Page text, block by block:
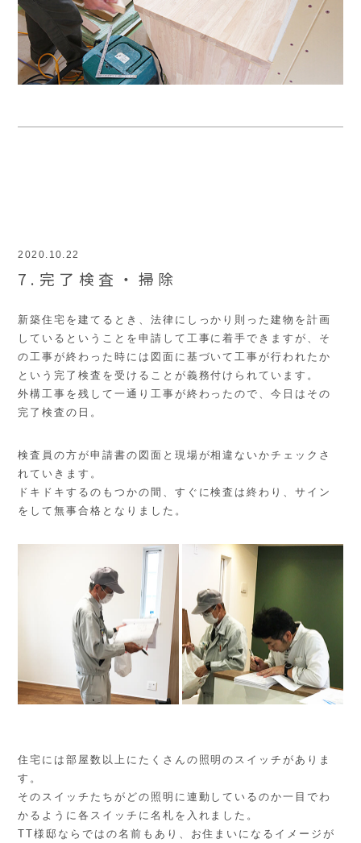
2020.10.22
7.完了検査・掃除
新築住宅を建てるとき、法律にしっかり則った建物を計画
しているということを申請して工事に着手できますが、そ
の工事が終わった時には図面に基づいて工事が行われたか
という完了検査を受けることが義務付けられています。
外構工事を残して一通り工事が終わったので、今日はその
完了検査の日。
検査員の方が申請書の図面と現場が相違ないかチェックさ
れていきます。
ドキドキするのもつかの間、すぐに検査は終わり、サイン
をして無事合格となりました。
住宅には部屋数以上にたくさんの照明のスイッチがありま
す。
そのスイッチたちがどの照明に連動しているのか一目でわ
かるように各スイッチに名札を入れました。
TT様邸ならではの名前もあり、お住まいになるイメージが